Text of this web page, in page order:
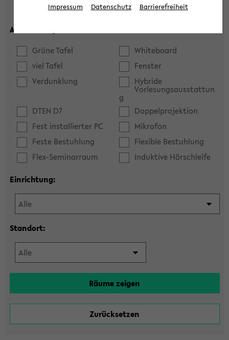
Ausstattung:
Grüne Tafel
Whiteboard
viel Tafel
Fenster
Verdunklung
Hybride
Vorlesungsausstattun
g
DTEN D7
Doppelprojektion
Fest installierter PC
Mikrofon
Feste Bestuhlung
Flexible Bestuhlung
Flex-Seminarraum
Induktive Hörschleife
Einrichtung:
Standort:
Impressum Datenschutz Barrierefreiheit